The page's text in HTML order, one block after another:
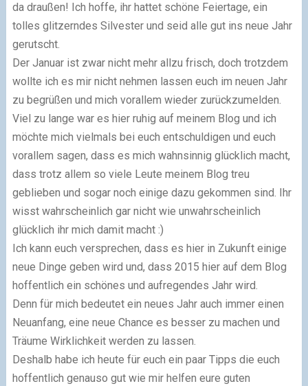
da draußen! Ich hoffe, ihr hattet schöne Feiertage, ein
tolles glitzerndes Silvester und seid alle gut ins neue Jahr
gerutscht.
Der Januar ist zwar nicht mehr allzu frisch, doch trotzdem
wollte ich es mir nicht nehmen lassen euch im neuen Jahr
zu begrüßen und mich vorallem wieder zurückzumelden.
Viel zu lange war es hier ruhig auf meinem Blog und ich
möchte mich vielmals bei euch entschuldigen und euch
vorallem sagen, dass es mich wahnsinnig glücklich macht,
dass trotz allem so viele Leute meinem Blog treu
geblieben und sogar noch einige dazu gekommen sind. Ihr
wisst wahrscheinlich gar nicht wie unwahrscheinlich
glücklich ihr mich damit macht :)
Ich kann euch versprechen, dass es hier in Zukunft einige
neue Dinge geben wird und, dass 2015 hier auf dem Blog
hoffentlich ein schönes und aufregendes Jahr wird.
Denn für mich bedeutet ein neues Jahr auch immer einen
Neuanfang, eine neue Chance es besser zu machen und
Träume Wirklichkeit werden zu lassen.
Deshalb habe ich heute für euch ein paar Tipps die euch
hoffentlich genauso gut wie mir helfen eure guten